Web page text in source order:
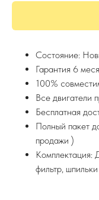
Состояние:
Гарантия 6
100%
Все двигатели
Бесплатная
Полный пакет
продажи )
Комплектация:
фильтр, шпильки